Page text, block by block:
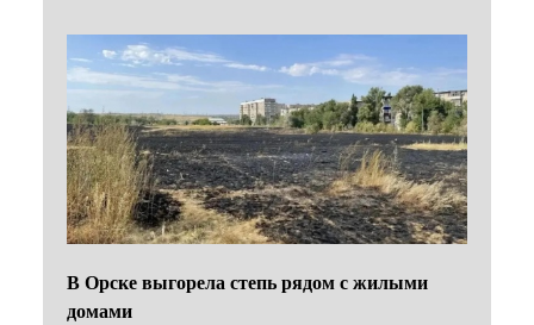
В Орске выгорела степь рядом с жилыми
домами